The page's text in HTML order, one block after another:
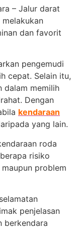
– Jalur darat
dan favorit
pengemudi
cepat. Selain itu,
dalam memilih
Dengan
kendaraan
yang lain.
roda
risiko
problem
penjelasan
berkendara